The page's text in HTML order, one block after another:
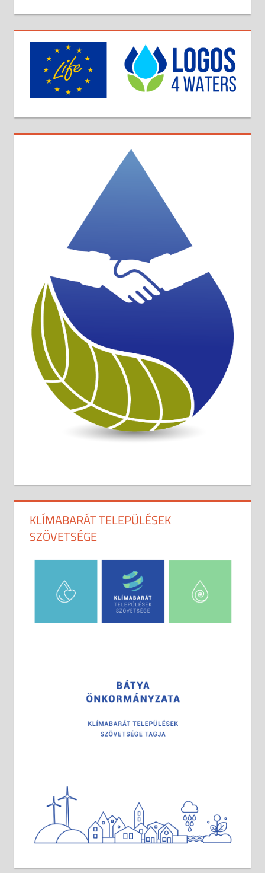
KLÍMABARÁT TELEPÜLÉSEK
SZÖVETSÉGE